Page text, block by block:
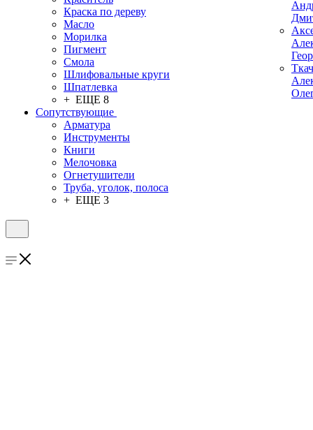
Краска по дереву
Масло
Морилка
Пигмент
Смола
Шлифовальные круги
Шпатлевка
+ ЕЩЕ 8
Сопутствующие
Арматура
Инструменты
Книги
Мелочовка
Огнетушители
Труба, уголок, полоса
+ ЕЩЕ 3